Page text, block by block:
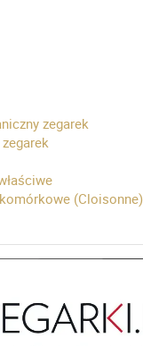
zegarek
(Cloisonne)